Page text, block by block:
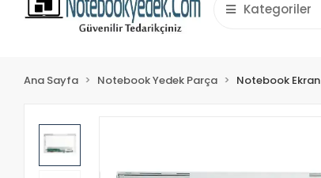
Kategoriler
Ana Sayfa Notebook Yedek Parça Notebook Ekran